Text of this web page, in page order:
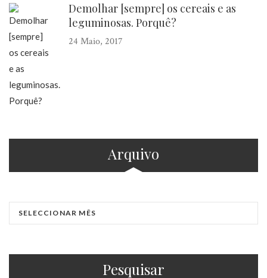
Demolhar [sempre] os cereais e as
leguminosas. Porquê?
24 Maio, 2017
Arquivo
Pesquisar